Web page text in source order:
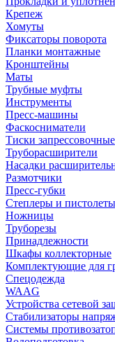
Крепеж
Хомуты
Фиксаторы поворота
Планки монтажные
Кронштейны
Маты
Трубные муфты
Инструменты
Пресс-машины
Фаскосниматели
Тиски запрессовочные
Труборасширители
Насадки
Размотчики
Пресс-губки
Степлеры и пистолеты
Ножницы
Труборезы
Принадлежности
Шкафы коллекторные
Комплектующие для
Спецодежда
WAAG
Устройства сетевой
Стабилизаторы
Системы